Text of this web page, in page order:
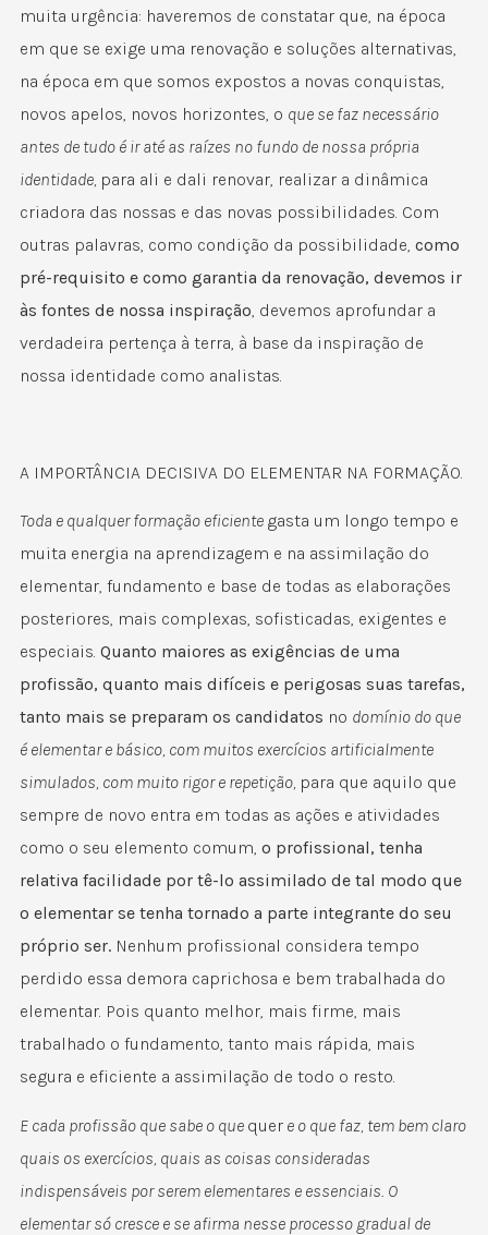
muita urgência: haveremos de constatar que, na época
em que se exige uma renovação e soluções alternativas,
na época em que somos expostos a novas conquistas,
novos apelos, novos horizontes, o que se faz necessário
antes de tudo é ir até as raízes no fundo de nossa própria
identidade, para ali e dali renovar, realizar a dinâmica
criadora das nossas e das novas possibilidades. Com
outras palavras, como condição da possibilidade, como
pré-requisito e como garantia da renovação, devemos ir
às fontes de nossa inspiração, devemos aprofundar a
verdadeira pertença à terra, à base da inspiração de
nossa identidade como analistas.
A IMPORTÂNCIA DECISIVA DO ELEMENTAR NA FORMAÇÃO.
Toda e qualquer formação eficiente gasta um longo tempo e
muita energia na aprendizagem e na assimilação do
elementar, fundamento e base de todas as elaborações
posteriores, mais complexas, sofisticadas, exigentes e
especiais. Quanto maiores as exigências de uma
profissão, quanto mais difíceis e perigosas suas tarefas,
tanto mais se preparam os candidatos no domínio do que
é elementar e básico, com muitos exercícios artificialmente
simulados, com muito rigor e repetição, para que aquilo que
sempre de novo entra em todas as ações e atividades
como o seu elemento comum, o profissional, tenha
relativa facilidade por tê-lo assimilado de tal modo que
o elementar se tenha tornado a parte integrante do seu
próprio ser.Nenhum profissional considera tempo
perdido essa demora caprichosa e bem trabalhada do
elementar. Pois quanto melhor, mais firme, mais
trabalhado o fundamento, tanto mais rápida, mais
segura e eficiente a assimilação de todo o resto.
E cada profissão que sabe o que quere o que faz, tem bem claro
quais os exercícios, quais as coisas consideradas
indispensáveis por serem elementares e essenciais. O
elementar só cresce e se afirma nesse processo gradual de